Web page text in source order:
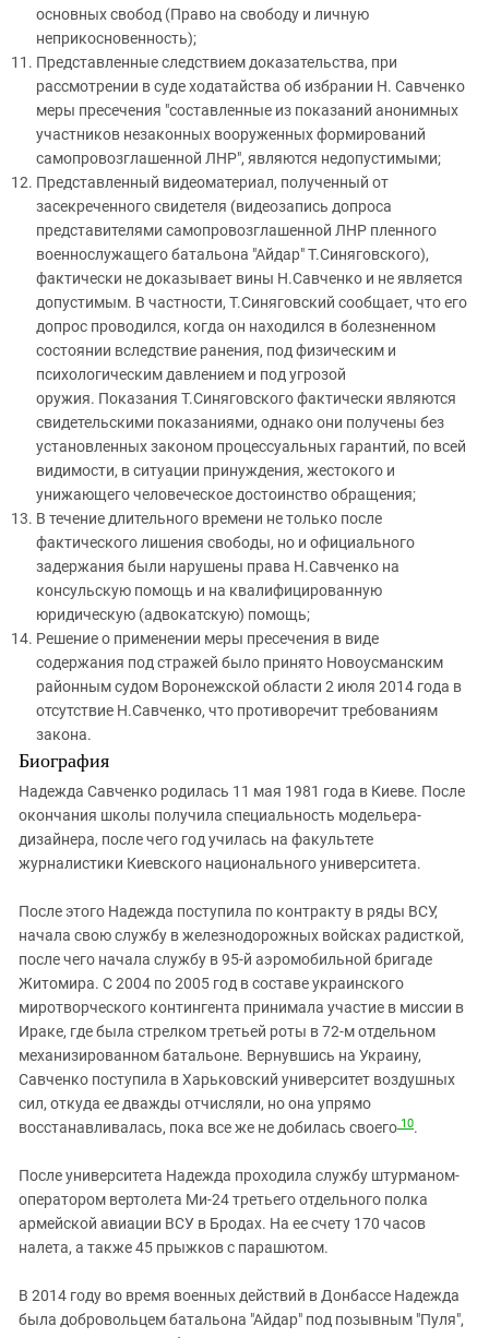
основных свобод (Право на свободу и личную
неприкосновенность);
Представленные следствием доказательства, при
рассмотрении в суде ходатайства об избрании Н. Савченко
меры пресечения "составленные из показаний анонимных
участников незаконных вооруженных формирований
самопровозглашенной ЛНР", являются недопустимыми;
Представленный видеоматериал, полученный от
засекреченного свидетеля (видеозапись допроса
представителями самопровозглашенной ЛНР пленного
военнослужащего батальона "Айдар" Т.Синяговского),
фактически не доказывает вины Н.Савченко и не является
допустимым. В частности, Т.Синяговский сообщает, что его
допрос проводился, когда он находился в болезненном
состоянии вследствие ранения, под физическим и
психологическим давлением и под угрозой
оружия. Показания Т.Синяговского фактически являются
свидетельскими показаниями, однако они получены без
установленных законом процессуальных гарантий, по всей
видимости, в ситуации принуждения, жестокого и
унижающего человеческое достоинство обращения;
В течение длительного времени не только после
фактического лишения свободы, но и официального
задержания были нарушены права Н.Савченко на
консульскую помощь и на квалифицированную
юридическую (адвокатскую) помощь;
Решение о применении меры пресечения в виде
содержания под стражей было принято Новоусманским
районным судом Воронежской области 2 июля 2014 года в
отсутствие Н.Савченко, что противоречит требованиям
закона.
Биография
Надежда Савченко родилась 11 мая 1981 года в Киеве. После
окончания школы получила специальность модельера-
дизайнера, после чего год училась на факультете
журналистики Киевского национального университета.
После этого Надежда поступила по контракту в ряды ВСУ,
начала свою службу в железнодорожных войсках радисткой,
после чего начала службу в 95-й аэромобильной бригаде
Житомира. С 2004 по 2005 год в составе украинского
миротворческого контингента принимала участие в миссии в
Ираке, где была стрелком третьей роты в 72-м отдельном
механизированном батальоне. Вернувшись на Украину,
Савченко поступила в Харьковский университет воздушных
сил, откуда ее дважды отчисляли, но она упрямо
восстанавливалась, пока все же не добилась своего 10.
После университета Надежда проходила службу штурманом-
оператором вертолета Ми-24 третьего отдельного полка
армейской авиации ВСУ в Бродах. На ее счету 170 часов
налета, а также 45 прыжков с парашютом.
В 2014 году во время военных действий в Донбассе Надежда
была добровольцем батальона "Айдар" под позывным "Пуля",